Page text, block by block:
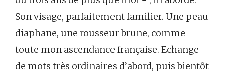
Son visage, parfaitement familier. Une peau
diaphane, une rousseur brune, comme
toute mon ascendance française. Echange
de mots très ordinaires d’abord, puis bientôt